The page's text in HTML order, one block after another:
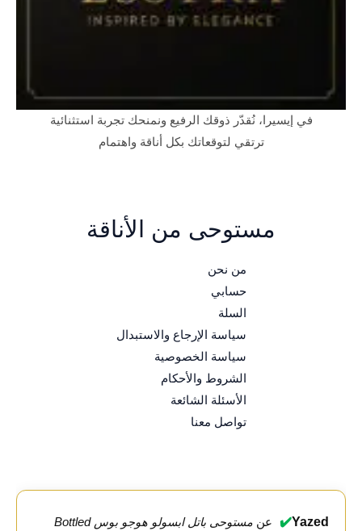
في إيسيرا، نُقدّر ذوقك الرفيع ونمنحك تجربة استثنائية
ترتقي لتوقعاتك بكل أناقة واهتمام
مستوحى من الأناقة
من نحن
حسابي
السلة
سياسة الإرجاع والاستبدال
سياسة الخصوصية
الشروط والأحكام
الأسئلة الشائعة
تواصل معنا
Yazed
✔️ عن
مستوحى باتل ابسولو هوجو بوس Bottled